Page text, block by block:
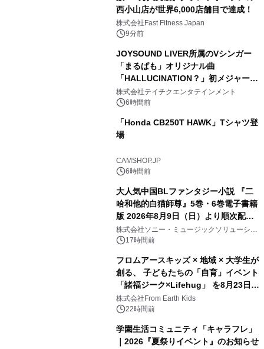
西小山店が世界6,000店舗目で達成！
株式会社Fast Fitness Japan
9分前
JOYSOUND LIVER所属のVシンガー
「まるぱも」オリジナル曲
「HALLUCINATION？」初メジャー配
信リリース決定！
株式会社テイチクエンタテインメント
6時間前
「Honda CB250T HAWK」Tシャツ登
場
CAMSHOP.JP
6時間前
大人気中国BLファンタジー小説 『二
哈和他的白猫師尊』5巻・6巻電子書籍
版 2026年8月9日（日）より順次配信
開始
株式会社ソニー・ミュージックソリューショ
ンズ17時間前
フロムアースキッズ × 地域 × 大学生が
創る、 子どもたちの「自育」イベント
「諸福ジーク×Lifehug」 を8月23日
(日)開催
株式会社From Earth Kids
22時間前
学園生活コミュニティ「キャラフレ」
｜2026『夏祭りイベント』のお知らせ